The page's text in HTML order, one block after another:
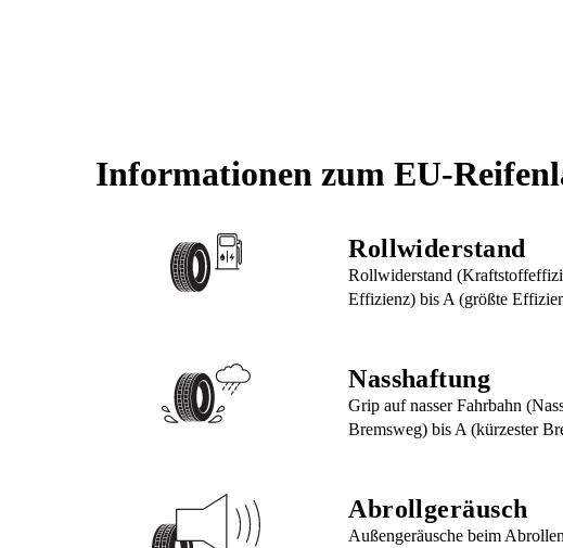
Informationen zum EU-
Rollwiderstand
Rollwiderstand
Effizienz) bis A (größte
Nasshaftung
Grip auf nasser Fahrbahn
Bremsweg) bis A (kürzester
Abrollgeräusch
Außengeräusche beim